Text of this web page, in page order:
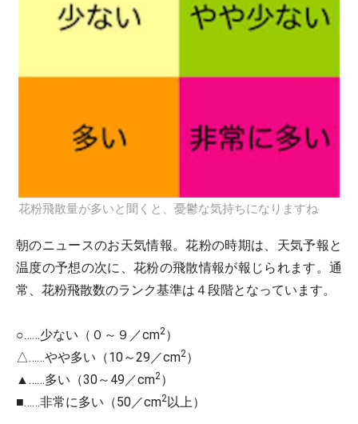
花粉飛散量が多いと聞くと、憂鬱な気持ちになりますね
朝のニュースのお天気情報。花粉の時期は、天気予報と
温度の予想の次に、花粉の飛散情報が報じられます。通
常、花粉飛散数のランク基準は４段階となっています。
○……少ない（０～９／cm2）
△……やや多い（10～29／cm2）
▲……多い（30～49／cm2）
■……非常に多い（50／cm2以上）